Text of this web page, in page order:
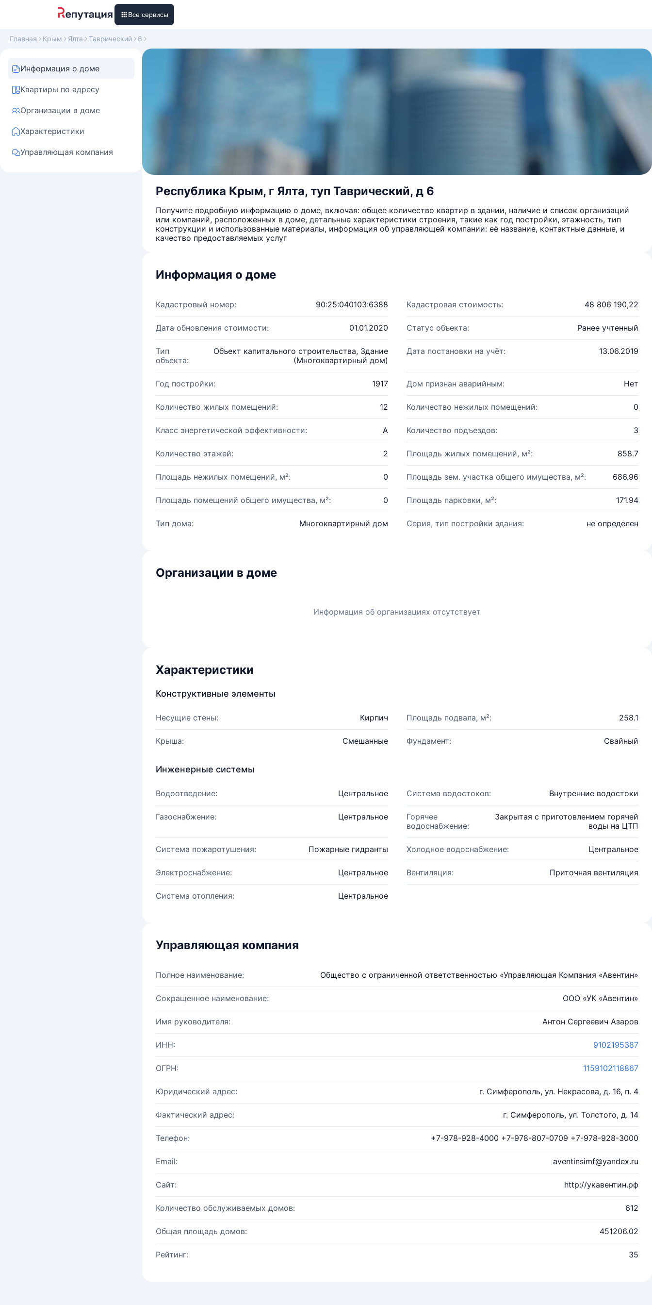
Все сервисы
Главная Крым Ялта Таврический 6
Информация о доме
Квартиры по адресу
Организации в доме
Характеристики
Управляющая компания
Республика Крым, г Ялта, туп Таврический, д 6
Получите подробную информацию о доме, включая: общее количество квартир в здании, наличие и список организаций
или компаний, расположенных в доме, детальные характеристики строения, такие как год постройки, этажность, тип
конструкции и использованные материалы, информация об управляющей компании: её название, контактные данные, и
качество предоставляемых услуг
Информация о доме
Кадастровый номер: 90:25:040103:6388 Кадастровая стоимость: 48 806 190,22
Дата обновления стоимости: 01.01.2020 Статус объекта: Ранее учтенный
Тип
объекта:
Объект капитального строительства, Здание
(Многоквартирный дом)
Дата постановки на учёт: 13.06.2019
Год постройки: 1917 Дом признан аварийным: Нет
Количество жилых помещений: 12 Количество нежилых помещений: 0
Класс энергетической эффективности: A Количество подъездов: 3
Количество этажей: 2 Площадь жилых помещений, м²: 858.7
Площадь нежилых помещений, м²: 0 Площадь зем. участка общего имущества, м²: 686.96
Площадь помещений общего имущества, м²: 0 Площадь парковки, м²: 171.94
Тип дома: Многоквартирный дом Серия, тип постройки здания: не определен
Организации в доме
Информация об организациях отсутствует
Характеристики
Конструктивные элементы
Несущие стены: Кирпич Площадь подвала, м²: 258.1
Крыша: Смешанные Фундамент: Свайный
Инженерные системы
Водоотведение: Центральное Система водостоков: Внутренние водостоки
Газоснабжение: Центральное
Горячее
водоснабжение:
Закрытая с приготовлением горячей
воды на ЦТП
Система пожаротушения: Пожарные гидранты Холодное водоснабжение: Центральное
Электроснабжение: Центральное Вентиляция: Приточная вентиляция
Система отопления: Центральное
Управляющая компания
Полное наименование: Общество с ограниченной ответственностью «Управляющая Компания «Авентин»
Сокращенное наименование: ООО «УК «Авентин»
Имя руководителя: Антон Сергеевич Азаров
ИНН: 9102195387
ОГРН: 1159102118867
Юридический адрес: г. Симферополь, ул. Некрасова, д. 16, п. 4
Фактический адрес: г. Симферополь, ул. Толстого, д. 14
Телефон: +7-978-928-4000 +7-978-807-0709 +7-978-928-3000
Email: aventinsimf@yandex.ru
Сайт: http://укавентин.рф
Количество обслуживаемых домов: 612
Общая площадь домов: 451206.02
Рейтинг: 35